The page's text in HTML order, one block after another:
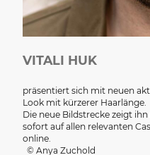
VITALI HUK
präsentiert sich mit neuen
Look mit kürzerer Haarlänge.
Die neue Bildstrecke zeigt
sofort auf allen relevanten
online.
© Anya Zuchold